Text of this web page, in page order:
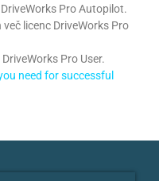
Pro Autopilot.
licenc DriveWorks Pro
Pro User.
need for successful